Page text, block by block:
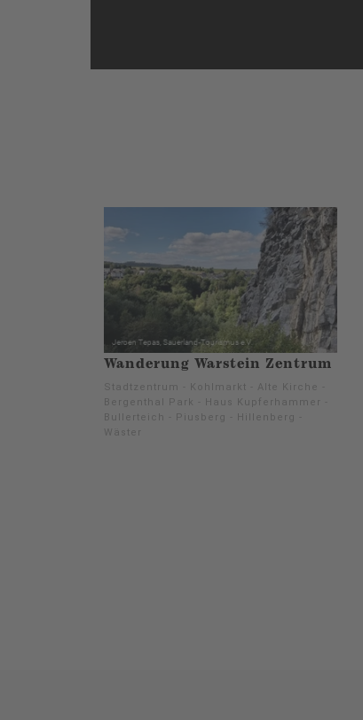
Wanderung Warstein Zentrum
Stadtzentrum - Kohlmarkt - Alte Kirche -
Bergenthal Park - Haus Kupferhammer -
Bullerteich - Piusberg - Hillenberg -
Wäster